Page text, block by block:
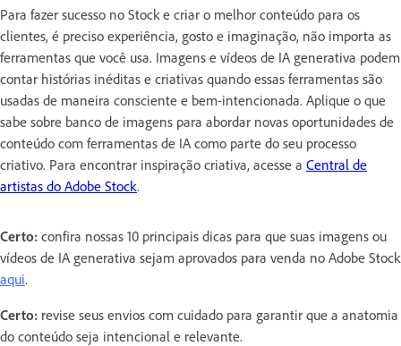
Para fazer sucesso no Stock e criar o melhor conteúdo para os
clientes, é preciso experiência, gosto e imaginação, não importa as
ferramentas que você usa. Imagens e vídeos de IA generativa podem
contar histórias inéditas e criativas quando essas ferramentas são
usadas de maneira consciente e bem-intencionada. Aplique o que
sabe sobre banco de imagens para abordar novas oportunidades de
conteúdo com ferramentas de IA como parte do seu processo
criativo. Para encontrar inspiração criativa, acesse a Central de
artistas do Adobe Stock.
Certo: confira nossas 10 principais dicas para que suas imagens ou
vídeos de IA generativa sejam aprovados para venda no Adobe Stock
aqui.
Certo: revise seus envios com cuidado para garantir que a anatomia
do conteúdo seja intencional e relevante.